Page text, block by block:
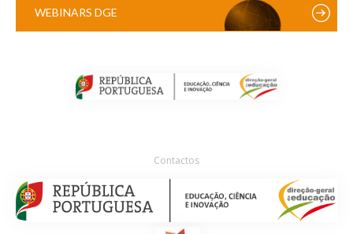
WEBINARS DGE
Contactos